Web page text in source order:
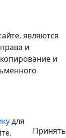
являются
и
и
для
Принять